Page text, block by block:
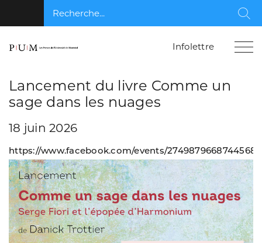
Recherche...
Infolettre
Lancement du livre Comme un
sage dans les nuages
18 juin 2026
https://www.facebook.com/events/2749879668744568